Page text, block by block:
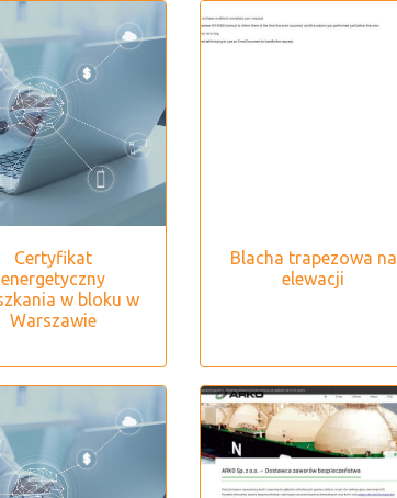
Certyfikat
energetyczny
w bloku w
Warszawie
Blacha trapezowa na
elewacji